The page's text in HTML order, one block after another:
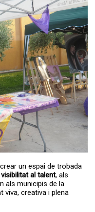
crear un espai de trobada
visibilitat al talent, als
als municipis de la
viva, creativa i plena